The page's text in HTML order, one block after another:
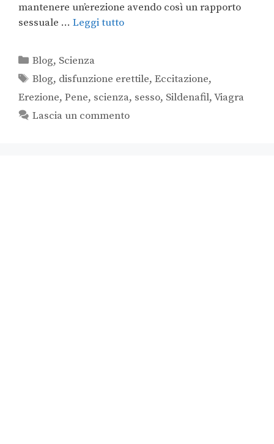
mantenere un’erezione avendo così un rapporto
sessuale … Leggi tutto
Blog, Scienza
Blog, disfunzione erettile,Eccitazione,
Erezione, Pene, scienza, sesso, Sildenafil,Viagra
Lascia un commento